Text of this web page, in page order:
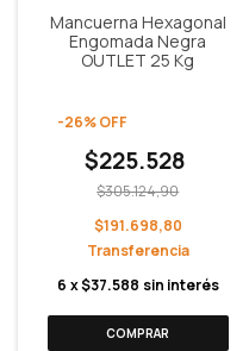
Mancuerna Hexagonal
Engomada Negra
OUTLET 25 Kg
-26%OFF
$225.528
$305.124,90
$191.698,80
6 x$37.588 sin interés